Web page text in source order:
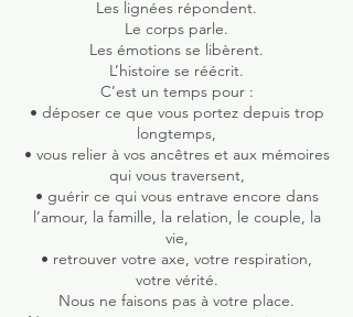
Les lignées répondent.
Le corps parle.
Les émotions se libèrent.
L’histoire se réécrit.
C’est un temps pour :
• déposer ce que vous portez depuis trop
longtemps,
• vous relier à vos ancêtres et aux mémoires
qui vous traversent,
• guérir ce qui vous entrave encore dans
l’amour, la famille, la relation, le couple, la
vie,
• retrouver votre axe, votre respiration,
votre vérité.
Nous ne faisons pas à votre place.